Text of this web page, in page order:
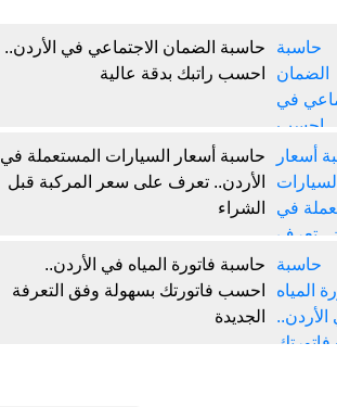
حاسبة الضمان الاجتماعي في الأردن..
احسب راتبك بدقة عالية
حاسبة أسعار السيارات المستعملة في
الأردن.. تعرف على سعر المركبة قبل
الشراء
حاسبة فاتورة المياه في الأردن..
احسب فاتورتك بسهولة وفق التعرفة
الجديدة